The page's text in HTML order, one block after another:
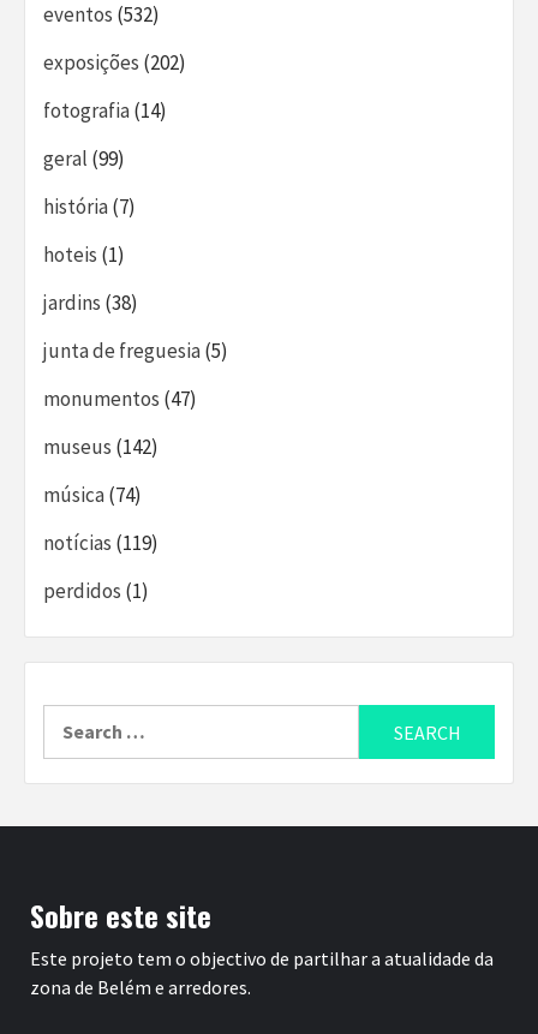
eventos (532)
exposições (202)
fotografia(14)
geral (99)
história(7)
hoteis (1)
jardins (38)
junta de freguesia(5)
monumentos (47)
museus (142)
música(74)
notícias (119)
perdidos (1)
Sobre este site
Este projeto tem o objectivo de partilhar a atualidade da
zona de Belém e arredores.